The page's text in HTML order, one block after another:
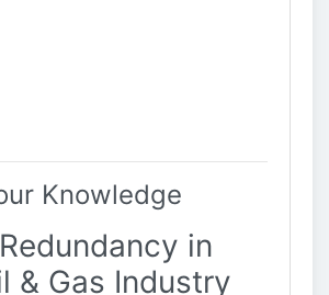
Knowledge
in
& Gas Industry